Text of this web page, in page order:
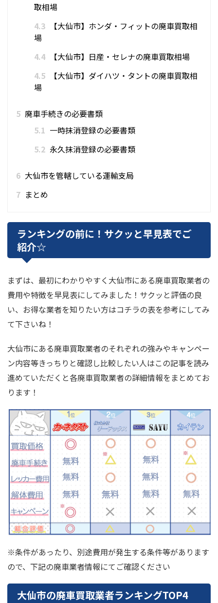
取相場
4.3
【大仙市】ホンダ・フィットの廃車買取相
場
4.4
【大仙市】日産・セレナの廃車買取相場
4.5
【大仙市】ダイハツ・タントの廃車買取相
場
5 廃車手続きの必要書類
5.1 一時抹消登録の必要書類
5.2 永久抹消登録の必要書類
6 大仙市を管轄している運輸支局
7 まとめ
ランキングの前に！サクッと早見表でご
紹介☆
まずは、最初にわかりやすく大仙市にある廃車買取業者の
費用や特徴を早見表にしてみました！サクッと評価の良
い、お得な業者を知りたい方はコチラの表を参考にしてみ
て下さいね！
大仙市にある廃車買取業者のそれぞれの強みやキャンペー
ン内容等きっちりと確認し比較したい人はこの記事を読み
進めていただくと各廃車買取業者の詳細情報をまとめてお
ります！
※条件があったり、別途費用が発生する条件等があります
ので、下記の廃車業者情報にてご確認ください
大仙市の廃車買取業者ランキングTOP4